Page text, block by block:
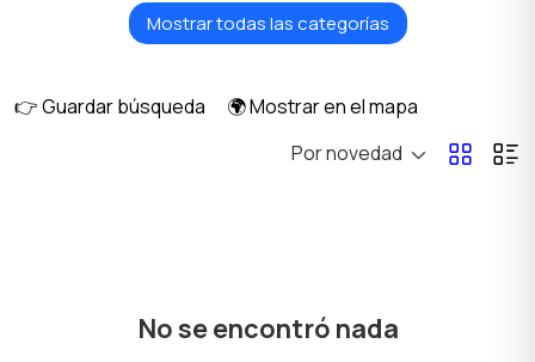
Instrumentos
Materiales para
2
Mostrar todas las categorías
👉 Guardar búsqueda
🌍 Mostrar en el mapa
Por novedad
No se encontró nada